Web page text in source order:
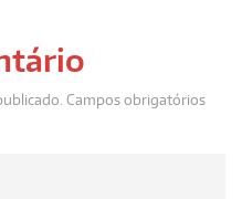
Campos obrigatórios